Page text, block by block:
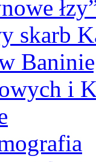
skarb
i